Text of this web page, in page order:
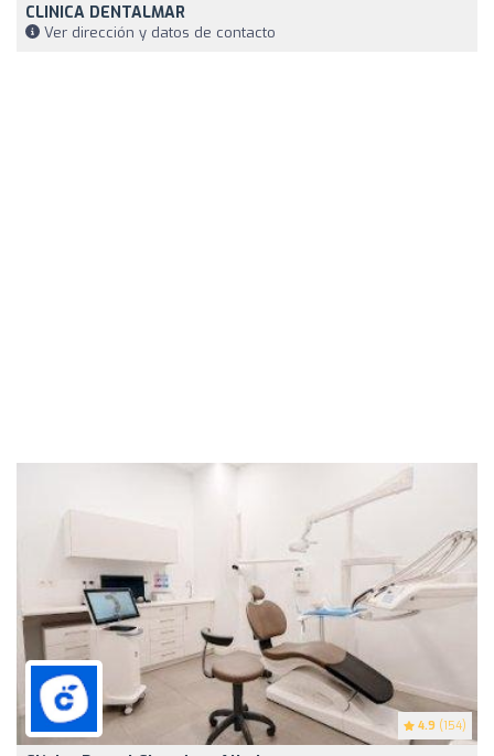
CLINICA DENTALMAR
Ver dirección y datos de contacto
4.9 (154)